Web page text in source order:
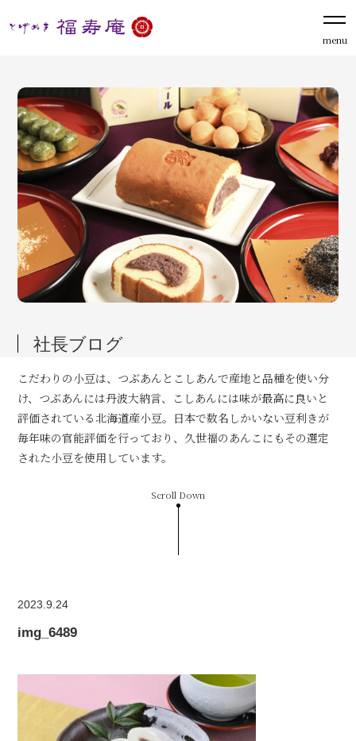
menu
社長ブログ
こだわりの小豆は、つぶあんとこしあんで産地と品種を使い分
け、つぶあんには丹波大納言、こしあんには味が最高に良いと
評価されている北海道産小豆。日本で数名しかいない豆利きが
毎年味の官能評価を行っており、久世福のあんこにもその選定
された小豆を使用しています。
Scroll Down
2023.9.24
img_6489